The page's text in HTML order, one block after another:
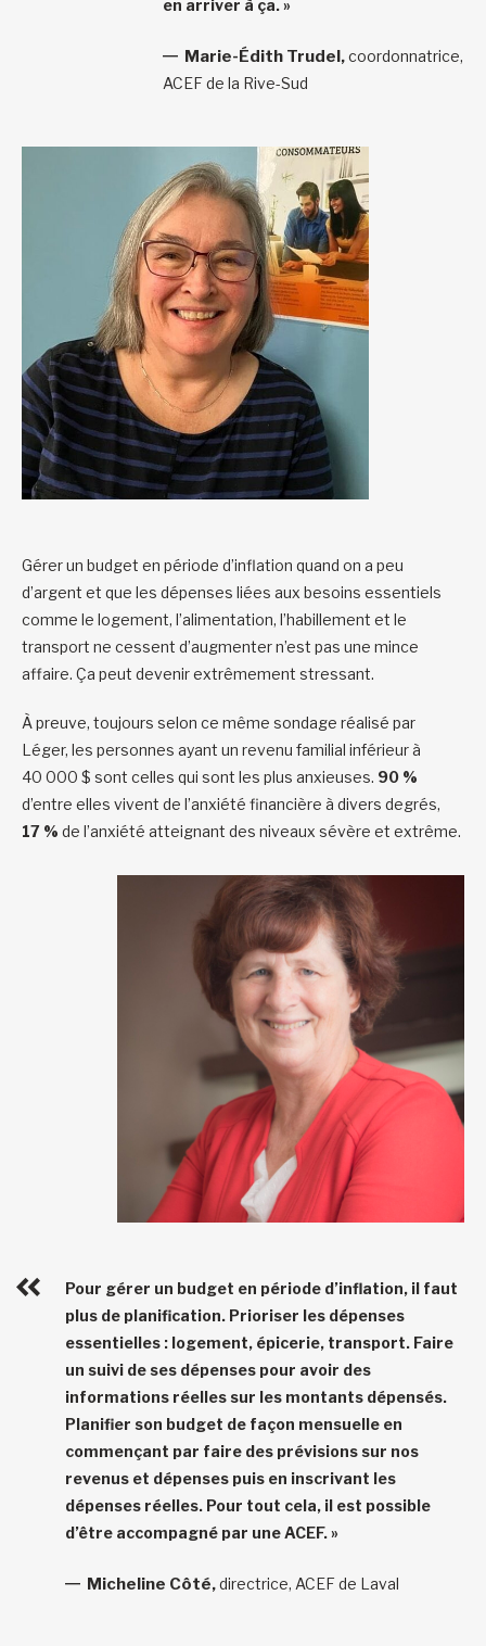
en arriver à ça. »
Marie-Édith Trudel,coordonnatrice,
ACEF de la Rive-Sud
Gérer un budget en période d’inflation quand on a peu
d’argent et que les dépenses liées aux besoins essentiels
comme le logement, l’alimentation, l’habillement et le
transport ne cessent d’augmenter n’est pas une mince
affaire. Ça peut devenir extrêmement stressant.
À preuve, toujours selon ce même sondage réalisé par
Léger, les personnes ayant un revenu familial inférieur à
40 000 $ sont celles qui sont les plus anxieuses. 90 %
d’entre elles vivent de l’anxiété financière à divers degrés,
17 % de l’anxiété atteignant des niveaux sévère et extrême.
Pour gérer un budget en période d’inflation, il faut
plus de planification. Prioriser les dépenses
essentielles : logement, épicerie, transport. Faire
un suivi de ses dépenses pour avoir des
informations réelles sur les montants dépensés.
Planifier son budget de façon mensuelle en
commençant par faire des prévisions sur nos
revenus et dépenses puis en inscrivant les
dépenses réelles. Pour tout cela, il est possible
d’être accompagné par une ACEF. »
Micheline Côté,directrice, ACEF de Laval